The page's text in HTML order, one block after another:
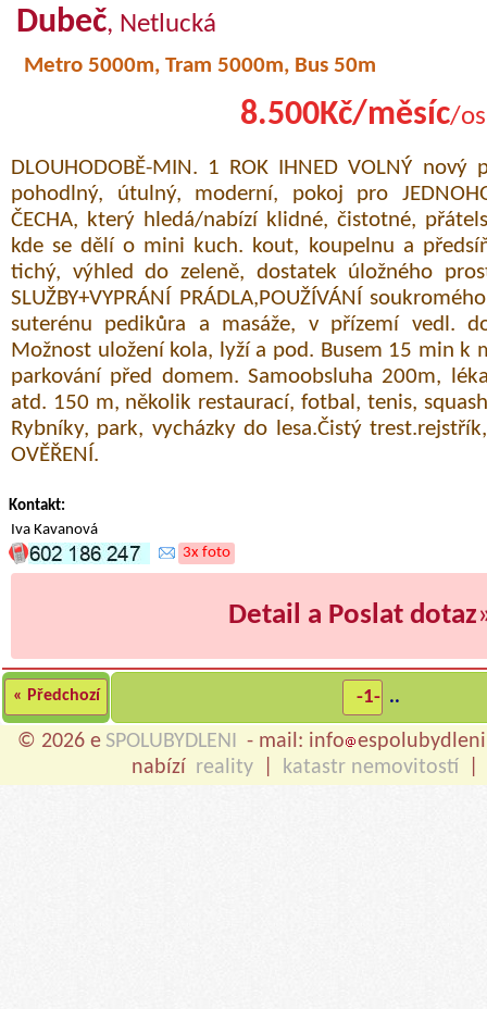
Dubeč, Netlucká
Metro 5000m, Tram 5000m, Bus 50m
8.500Kč/měsíc/
DLOUHODOBĚ-MIN. 1 ROK IHNED VOLNÝ
pohodlný, útulný, moderní, pokoj pro JEDNOHO
ČECHA, který hledá/nabízí klidné, čistotné,
kde se dělí o mini kuch. kout, koupelnu a
tichý, výhled do zeleně, dostatek úložného
SLUŽBY+VYPRÁNÍ PRÁDLA,POUŽÍVÁNÍ
suterénu pedikůra a masáže, v přízemí vedl.
Možnost uložení kola, lyží a pod. Busem 15 min k
parkování před domem. Samoobsluha 200m,
atd. 150 m, několik restaurací, fotbal, tenis,
Rybníky, park, vycházky do lesa.Čistý
OVĚŘENÍ.
Kontakt:
Iva Kavanová
3x foto
Detail a Poslat dotaz
« Předchozí -1- ..
© 2026 e SPOLUBYDLENI - mail: info
nabízí reality katastr nemovitostí